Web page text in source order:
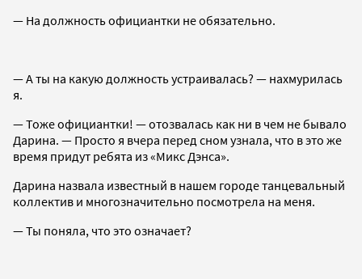
— На должность официантки не обязательно.
— А ты на какую должность устраивалась? — нахмурилась
я.
— Тоже официантки! — отозвалась как ни в чем не бывало
Дарина. — Просто я вчера перед сном узнала, что в это же
время придут ребята из «Микс Дэнса».
Дарина назвала известный в нашем городе танцевальный
коллектив и многозначительно посмотрела на меня.
— Ты поняла, что это означает?